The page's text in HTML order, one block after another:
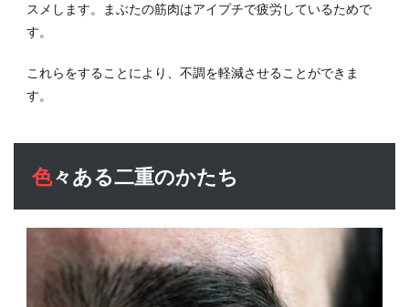
スメします。まぶたの筋肉はアイプチで疲労しているためで
す。
これらをすることにより、不調を軽減させることができま
す。
色々ある二重のかたち